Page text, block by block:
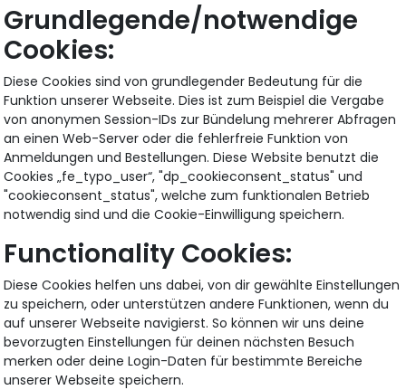
Grundlegende/notwendige
Cookies:
Diese Cookies sind von grundlegender Bedeutung für die
Funktion unserer Webseite. Dies ist zum Beispiel die Vergabe
von anonymen Session-IDs zur Bündelung mehrerer Abfragen
an einen Web-Server oder die fehlerfreie Funktion von
Anmeldungen und Bestellungen. Diese Website benutzt die
Cookies „fe_typo_user“, "dp_cookieconsent_status" und
"cookieconsent_status", welche zum funktionalen Betrieb
notwendig sind und die Cookie-Einwilligung speichern.
Functionality Cookies:
Diese Cookies helfen uns dabei, von dir gewählte Einstellungen
zu speichern, oder unterstützen andere Funktionen, wenn du
auf unserer Webseite navigierst. So können wir uns deine
bevorzugten Einstellungen für deinen nächsten Besuch
merken oder deine Login-Daten für bestimmte Bereiche
unserer Webseite speichern.